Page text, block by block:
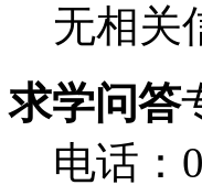
无相关
求学问答
电话：